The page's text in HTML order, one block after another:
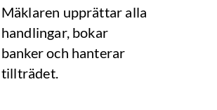
Mäklaren upprättar alla
handlingar, bokar
banker och hanterar
tillträdet.